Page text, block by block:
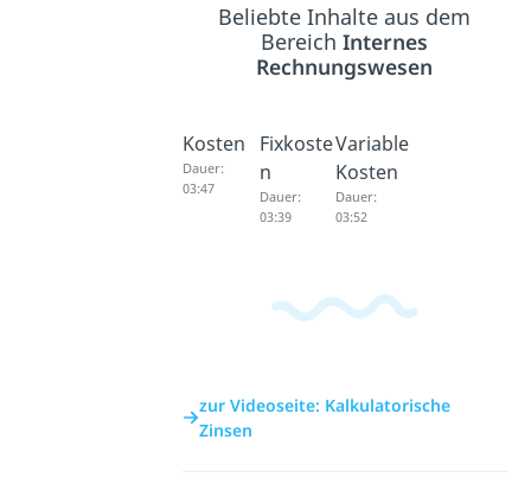
Beliebte Inhalte aus dem
BereichInternes
Rechnungswesen
Kosten
Dauer:
03:47
Fixkoste
n
Dauer:
03:39
Variable
Kosten
Dauer:
03:52
zur Videoseite: Kalkulatorische
Zinsen